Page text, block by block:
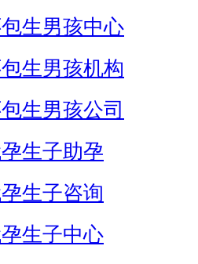
生男孩中心
生男孩机构
生男孩公司
生子助孕
生子咨询
生子中心